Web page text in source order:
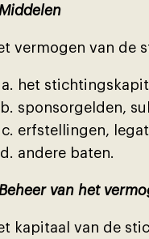
vermogen van de
het
sponsorgelden,
erfstellingen,
andere baten.
van het
kapitaal van de